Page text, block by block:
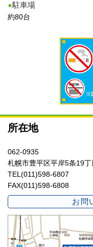
●駐車場
約80台
所在地
062-0935
札幌市豊平区平岸5条19
TEL(011)598-6807
FAX(011)598-6808
お問